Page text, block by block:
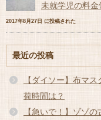
未就学児の料
2017年8月27日 に投稿された
最近の投稿
【ダイソー】布マ
荷時間は？
【急いで！】ゾゾ